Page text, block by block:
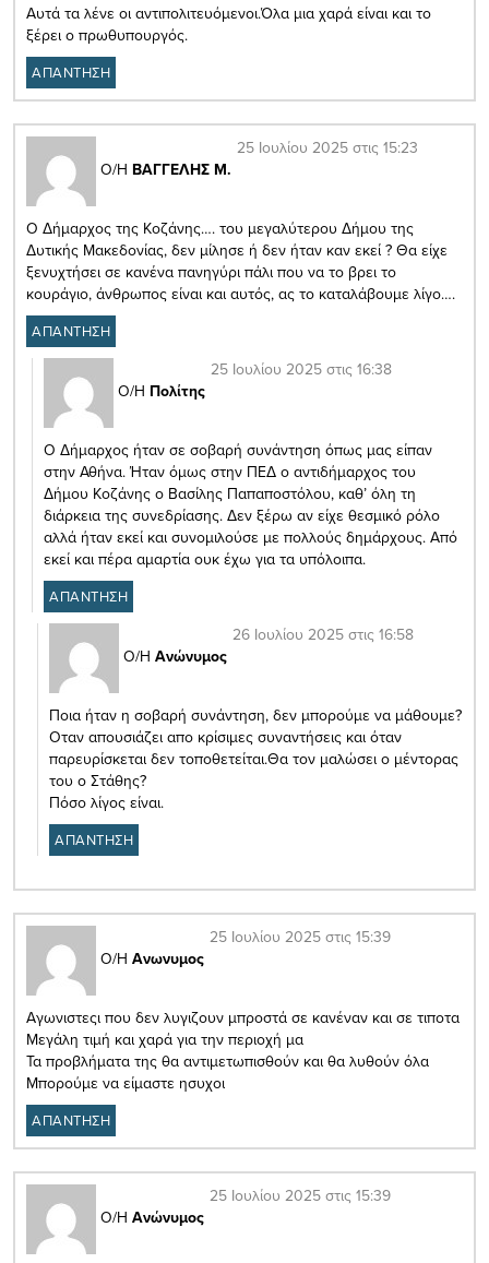
Αυτά τα λένε οι αντιπολιτευόμενοι.Όλα μια χαρά είναι και το
ξέρει ο πρωθυπουργός.
ΑΠΑΝΤΗΣΗ
Ο/Η ΒΑΓΓΕΛΗΣ Μ.
25 Ιουλίου 2025 στις 15:23
Ο Δήμαρχος της Κοζάνης…. του μεγαλύτερου Δήμου της
Δυτικής Μακεδονίας, δεν μίλησε ή δεν ήταν καν εκεί ? Θα είχε
ξενυχτήσει σε κανένα πανηγύρι πάλι που να το βρει το
κουράγιο, άνθρωπος είναι και αυτός, ας το καταλάβουμε λίγο….
ΑΠΑΝΤΗΣΗ
Ο/Η Πολίτης
25 Ιουλίου 2025 στις 16:38
Ο Δήμαρχος ήταν σε σοβαρή συνάντηση όπως μας είπαν
στην Αθήνα. Ήταν όμως στην ΠΕΔ ο αντιδήμαρχος του
Δήμου Κοζάνης ο Βασίλης Παπαποστόλου, καθ’ όλη τη
διάρκεια της συνεδρίασης. Δεν ξέρω αν είχε θεσμικό ρόλο
αλλά ήταν εκεί και συνομιλούσε με πολλούς δημάρχους. Από
εκεί και πέρα αμαρτία ουκ έχω για τα υπόλοιπα.
ΑΠΑΝΤΗΣΗ
Ο/Η Ανώνυμος
26 Ιουλίου 2025 στις 16:58
Ποια ήταν η σοβαρή συνάντηση, δεν μπορούμε να μάθουμε?
Οταν απουσιάζει απο κρίσιμες συναντήσεις και όταν
παρευρίσκεται δεν τοποθετείται.Θα τον μαλώσει ο μέντορας
του ο Στάθης?
Πόσο λίγος είναι.
ΑΠΑΝΤΗΣΗ
Ο/Η Ανωνυμος
25 Ιουλίου 2025 στις 15:39
Αγωνιστεςι που δεν λυγιζουν μπροστά σε κανέναν και σε τιποτα
Μεγάλη τιμή και χαρά για την περιοχή μα
Τα προβλήματα της θα αντιμετωπισθούν και θα λυθούν όλα
Μπορούμε να είμαστε ησυχοι
ΑΠΑΝΤΗΣΗ
Ο/Η Ανώνυμος
25 Ιουλίου 2025 στις 15:39